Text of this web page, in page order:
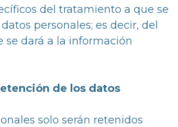
del tratamiento a que se
personales; es decir, del
se dará a la información
de los datos
solo serán retenidos